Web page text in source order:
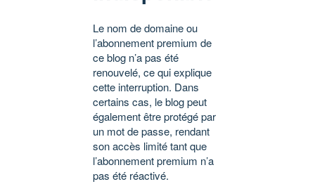
Le nom de domaine ou
l’abonnement premium de
ce blog n’a pas été
renouvelé, ce qui explique
cette interruption. Dans
certains cas, le blog peut
également être protégé par
un mot de passe, rendant
son accès limité tant que
l’abonnement premium n’a
pas été réactivé.